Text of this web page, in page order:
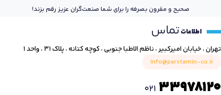
صحیح و مقرون بصرفه را برای شما صنعت‌گران عزیز رقم بزند!
اطلاعاتتماس
تهران ، خیابان امیرکبیر ، ناظم الاطبا جنوبی ، کوچه کتانه ، پلاک ۳۱ ، واحد ۱
info@parstamin-co.ir
021 33978120